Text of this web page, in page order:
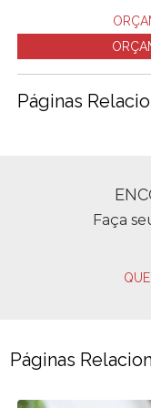
Páginas
Faça
Páginas